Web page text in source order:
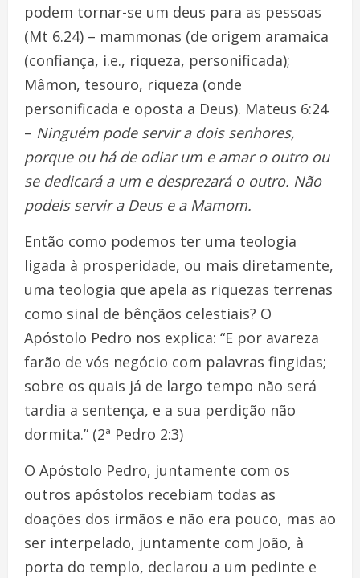
podem tornar-se um deus para as pessoas
(Mt 6.24) – mammonas (de origem aramaica
(confiança, i.e., riqueza, personificada);
Mâmon, tesouro, riqueza (onde
personificada e oposta a Deus). Mateus 6:24
– Ninguém pode servir a dois senhores,
porque ou há de odiar um e amar o outro ou
se dedicará a um e desprezará o outro. Não
podeis servir a Deus e a Mamom.
Então como podemos ter uma teologia
ligada à prosperidade, ou mais diretamente,
uma teologia que apela as riquezas terrenas
como sinal de bênçãos celestiais? O
Apóstolo Pedro nos explica: “E por avareza
farão de vós negócio com palavras fingidas;
sobre os quais já de largo tempo não será
tardia a sentença, e a sua perdição não
dormita.” (2ª Pedro 2:3)
O Apóstolo Pedro, juntamente com os
outros apóstolos recebiam todas as
doações dos irmãos e não era pouco, mas ao
ser interpelado, juntamente com João, à
porta do templo, declarou a um pedinte e